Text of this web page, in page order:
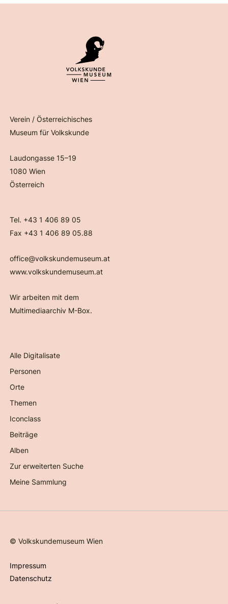
Verein / Österreichisches
Museum für Volkskunde
Laudongasse 15–19
1080 Wien
Österreich
Tel. +43 1 406 89 05
Fax +43 1 406 89 05.88
office@volkskundemuseum.at
www.volkskundemuseum.at
Wir arbeiten mit dem
Multimediaarchiv M-Box.
Alle Digitalisate
Personen
Orte
Themen
Iconclass
Beiträge
Alben
Zur erweiterten Suche
Meine Sammlung
©Volkskundemuseum Wien
Impressum
Datenschutz